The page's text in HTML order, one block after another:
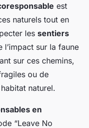
est
naturels tout en
les sentiers
l’impact sur la faune
sur ces chemins,
ou de
naturel.
en
“Leave No